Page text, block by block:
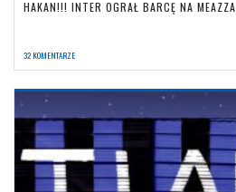
HAKAN!!! INTER OGRAŁ BARCĘ NA MEAZZA
32 KOMENTARZE